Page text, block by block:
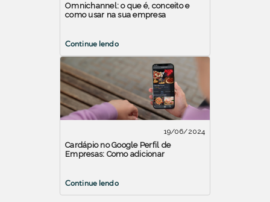
Omnichannel: o que é, conceito e
como usar na sua empresa
Continue lendo
19/06/2024
Cardápio no Google Perfil de
Empresas: Como adicionar
Continue lendo